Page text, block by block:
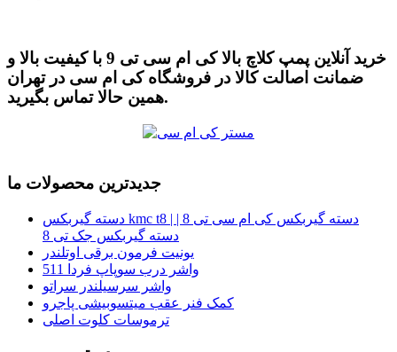
خرید آنلاین پمپ کلاچ بالا کی ام سی تی 9 با کیفیت بالا و
ضمانت اصالت کالا در فروشگاه کی ام سی در تهران
همین حالا تماس بگیرید.
جدیدترین محصولات ما
دسته گیربکس kmc t8 | دسته گیربکس کی ام سی تی 8 |
دسته گیربکس جک تی 8
یونیت فرمون برقی اوتلندر
واشر درب سوپاپ فردا 511
واشر سرسیلندر سراتو
کمک فنر عقب میتسوبیشی پاجرو
ترموسات کلوت اصلی